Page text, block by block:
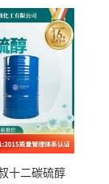
十二碳硫醇